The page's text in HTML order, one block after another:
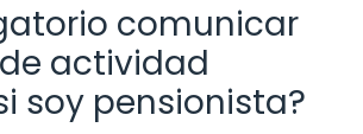
comunicar
actividad
soy pensionista?